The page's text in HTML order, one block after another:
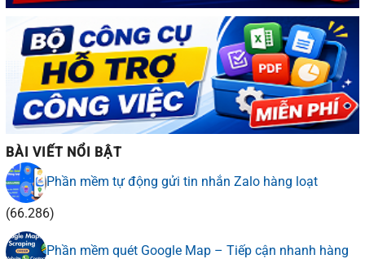
BÀI VIẾT NỔI BẬT
Phần mềm tự động gửi tin nhắn Zalo hàng loạt
(66.286)
Phần mềm quét Google Map – Tiếp cận nhanh hàng